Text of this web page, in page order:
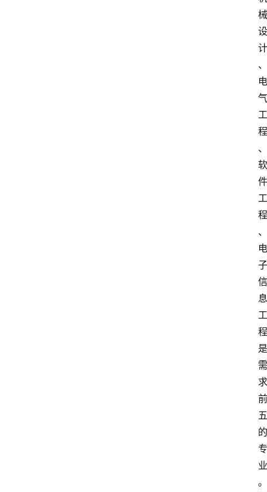
械
设
计
、
电
气
工
程
、
软
件
工
程
、
电
子
信
息
工
程
是
需
求
前
五
的
专
业
。